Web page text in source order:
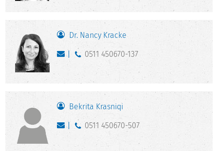
Dr. Nancy Kracke
0511 450670-137
Bekrita Krasniqi
0511 450670-507